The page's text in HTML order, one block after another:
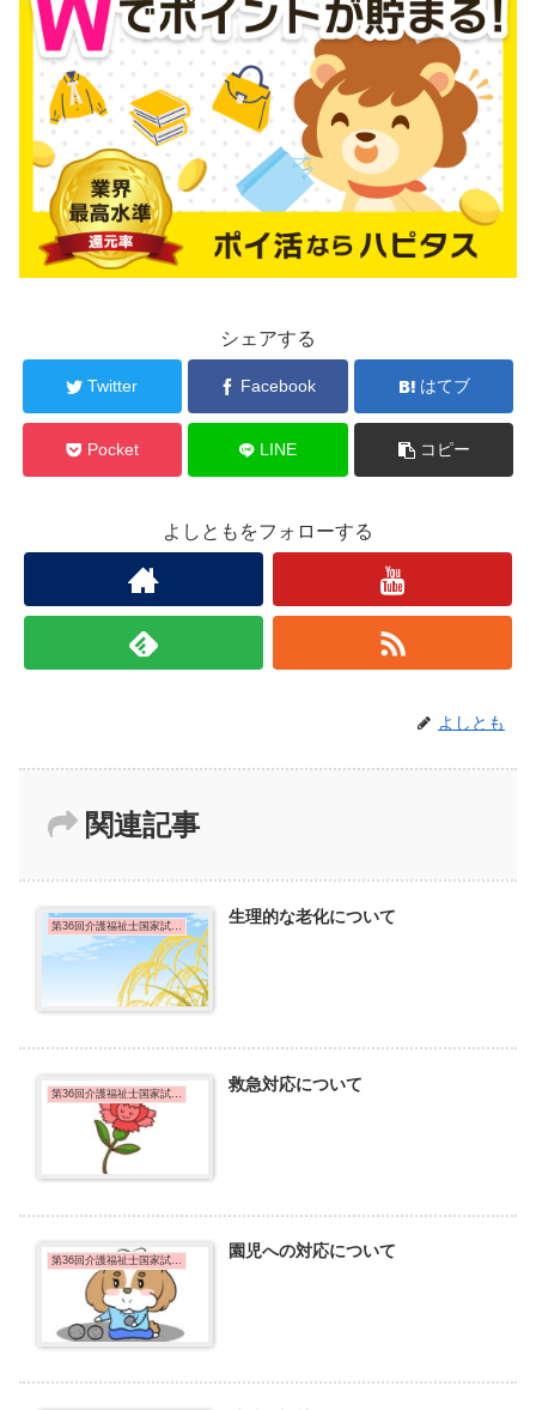
シェアする
Twitter Facebook はてブ
Pocket LINE コピー
よしともをフォローする
よしとも
関連記事
第36回介護福祉士国家試験問題 生理的な老化について
第36回介護福祉士国家試験問題 救急対応について
第36回介護福祉士国家試験問題 園児への対応について